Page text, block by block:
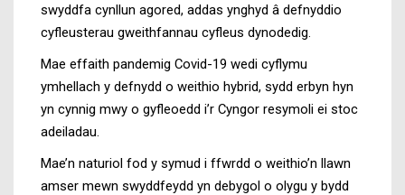
swyddfa cynllun agored, addas ynghyd â defnyddio
cyfleusterau gweithfannau cyfleus dynodedig.
Mae effaith pandemig Covid-19 wedi cyflymu
ymhellach y defnydd o weithio hybrid, sydd erbyn hyn
yn cynnig mwy o gyfleoedd i’r Cyngor resymoli ei stoc
adeiladau.
Mae’n naturiol fod y symud i ffwrdd o weithio’n llawn
amser mewn swyddfeydd yn debygol o olygu y bydd